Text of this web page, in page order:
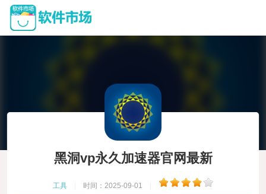
黑洞vp永久加速器官网最新
工具 时间：2025-09-01